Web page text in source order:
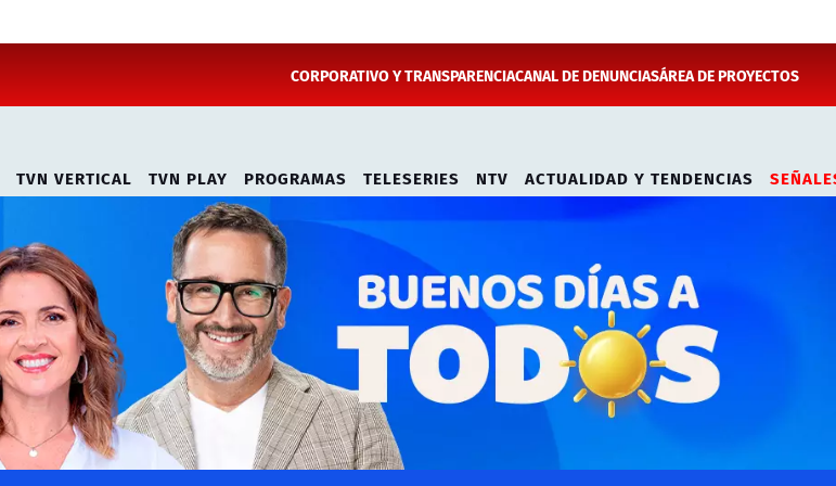
CORPORATIVO Y TRANSPARENCIACANAL DE DENUNCIASÁREA DE PROYECTOS
TVN VERTICAL TVN PLAY PROGRAMAS TELESERIES NTV ACTUALIDAD Y TENDENCIAS